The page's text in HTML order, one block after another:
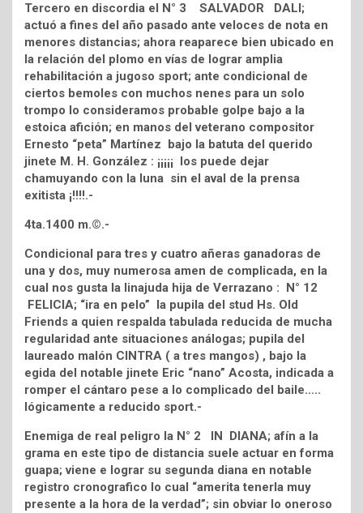
Tercero en discordia el N° 3 SALVADOR DALI;
actuó a fines del año pasado ante veloces de nota en
menores distancias; ahora reaparece bien ubicado en
la relación del plomo en vías de lograr amplia
rehabilitación a jugoso sport; ante condicional de
ciertos bemoles con muchos nenes para un solo
trompo lo consideramos probable golpe bajo a la
estoica afición; en manos del veterano compositor
Ernesto “peta” Martínez bajo la batuta del querido
jinete M. H. González : ¡¡¡¡¡ los puede dejar
chamuyando con la luna sin el aval de la prensa
exitista ¡!!!!.-
4ta.1400 m.©.-
Condicional para tres y cuatro añeras ganadoras de
una y dos, muy numerosa amen de complicada, en la
cual nos gusta la linajuda hija de Verrazano : N° 12
FELICIA; “ira en pelo” la pupila del stud Hs. Old
Friends a quien respalda tabulada reducida de mucha
regularidad ante situaciones análogas; pupila del
laureado malón CINTRA ( a tres mangos) , bajo la
egida del notable jinete Eric “nano” Acosta, indicada a
romper el cántaro pese a lo complicado del baile…..
lógicamente a reducido sport.-
Enemiga de real peligro la N° 2 IN DIANA; afín a la
grama en este tipo de distancia suele actuar en forma
guapa; viene e lograr su segunda diana en notable
registro cronografico lo cual “amerita tenerla muy
presente a la hora de la verdad”; sin obviar lo oneroso